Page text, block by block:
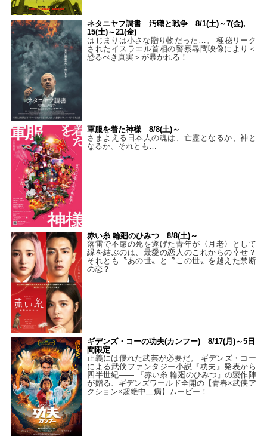
ネタニヤフ調書 汚職と戦争 8/1(土)～7(金),
15(土)～21(金)
はじまりは小さな贈り物だった…。 極秘リーク
されたイスラエル首相の警察尋問映像により＜
恐るべき真実＞が暴かれる！
軍服を着た神様 8/8(土)～
さまよえる日本人の魂は、亡霊となるか、神と
なるか、それとも…
赤い糸 輪廻のひみつ 8/8(土)～
落雷で不慮の死を遂げた青年が〈月老〉として
縁を結ぶのは、最愛の恋人のこれからの幸せ？
それとも〝あの世〟と〝この世〟を越えた禁断
の恋？
ギデンズ・コーの功夫(カンフー) 8/17(月)～5日
間限定
正義には優れた武芸が必要だ。 ギデンズ・コー
による武侠ファンタジー小説『功夫』発表から
四半世紀―― 『赤い糸 輪廻のひみつ』の製作陣
が贈る、ギデンズワールド全開の【青春×武侠ア
クション×超絶中二病】ムービー！